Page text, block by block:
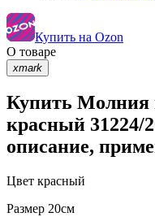
Купить на Ozon
О товаре
xmark
Купить Молния
красный 31224/
описание,
Цвет красный
Размер 20см